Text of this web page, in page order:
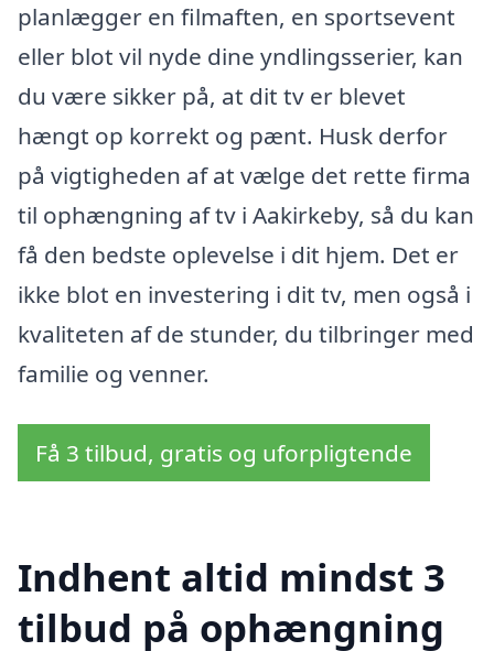
planlægger en filmaften, en sportsevent
eller blot vil nyde dine yndlingsserier, kan
du være sikker på, at dit tv er blevet
hængt op korrekt og pænt. Husk derfor
på vigtigheden af at vælge det rette firma
til ophængning af tv i Aakirkeby, så du kan
få den bedste oplevelse i dit hjem. Det er
ikke blot en investering i dit tv, men også i
kvaliteten af de stunder, du tilbringer med
familie og venner.
Få 3 tilbud, gratis og uforpligtende
Indhent altid mindst 3
tilbud på ophængning